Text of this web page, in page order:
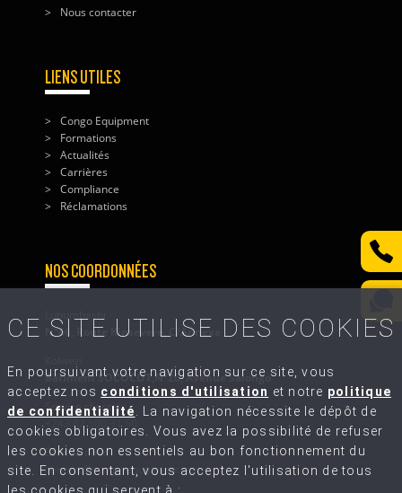
Nous contacter
LIENS UTILES
Congo Equipment
Formations
Actualités
Carrières
Compliance
Réclamations
NOS COORDONNÉES
N°66, Route Kinsevere, C/Annexe
Bâtiment SOCOCOT,N°26, Avenue Salongo
Service clientèle
+243 82 500 31 50
Écrivez-nous
contact@congo-equipment.com
CE SITE UTILISE DES COOKIES
En poursuivant votre navigation sur ce site, vous
acceptez nos conditions d'utilisation et notre politique
de confidentialité . La navigation nécessite le dépôt de
cookies obligatoires. Vous avez la possibilité de refuser
les cookies non essentiels au bon fonctionnement du
site. En consentant, vous acceptez l'utilisation de tous